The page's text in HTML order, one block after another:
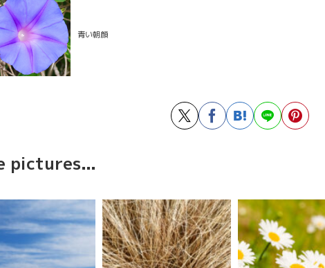
青い朝顔
pictures...